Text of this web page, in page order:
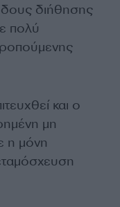
διήθησης
πολύ
και ο
μη
η μόνη